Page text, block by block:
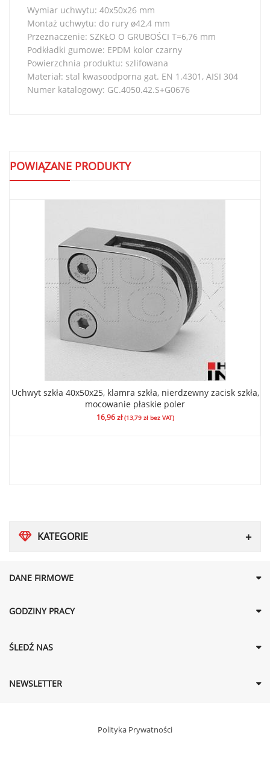
KATEGORIE
Wymiar uchwytu: 40x50x26 mm
Montaż uchwytu: do rury ø42,4 mm
Przeznaczenie: SZKŁO O GRUBOŚCI T=6,76 mm
Podkładki gumowe: EPDM kolor czarny
Powierzchnia produktu: szlifowana
Materiał: stal kwasoodporna gat. EN 1.4301, AISI 304
Numer katalogowy: GC.4050.42.S+G0676
POWIĄZANE PRODUKTY
Uchwyt szkła 40x50x25, klamra szkła, nierdzewny zacisk szkła,
mocowanie płaskie poler
16,96zł (13,79 złbez VAT)
DANE FIRMOWE
GODZINY PRACY
ŚLEDŹ NAS
NEWSLETTER
Polityka Prywatności